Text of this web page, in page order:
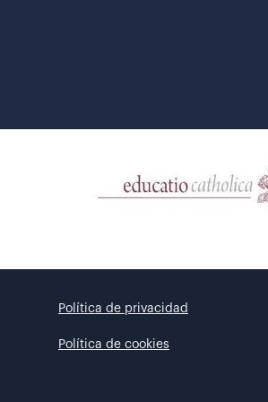
Política de privacidad
Política de cookies